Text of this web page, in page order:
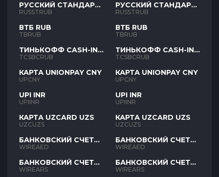
РУССКИЙ СТАНДАРТ
RUB
RUSSTRUB
ВТБ RUB
TBRUB
ТИНЬКОФФ CASH-IN
RUB
TCSBCRUB
КАРТА UNIONPAY CNY
UPCNY
UPI INR
UPIINR
КАРТА UZCARD UZS
UZCUZS
БАНКОВСКИЙ СЧЕТ
AED
WIREAED
БАНКОВСКИЙ СЧЕТ
ARS
WIREARS
РУССКИЙ СТАНДАРТ
RUB
RUSSTRUB
ВТБ RUB
TBRUB
ТИНЬКОФФ CASH-IN
RUB
TCSBCRUB
КАРТА UNIONPAY CNY
UPCNY
UPI INR
UPIINR
КАРТА UZCARD UZS
UZCUZS
БАНКОВСКИЙ СЧЕТ
AED
WIREAED
БАНКОВСКИЙ СЧЕТ
ARS
WIREARS